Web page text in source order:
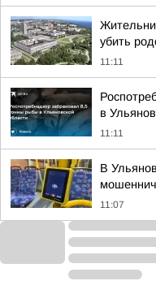
убить
11:11
в
11:11
В
11:07